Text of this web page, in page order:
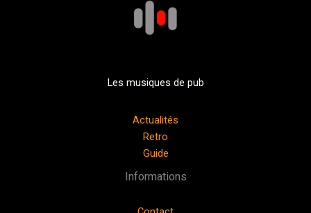
Les musiques de pub
Actualités
Retro
Guide
Informations